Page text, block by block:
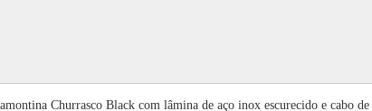
Churrasco Black com lâmina de aço inox escurecido e cabo